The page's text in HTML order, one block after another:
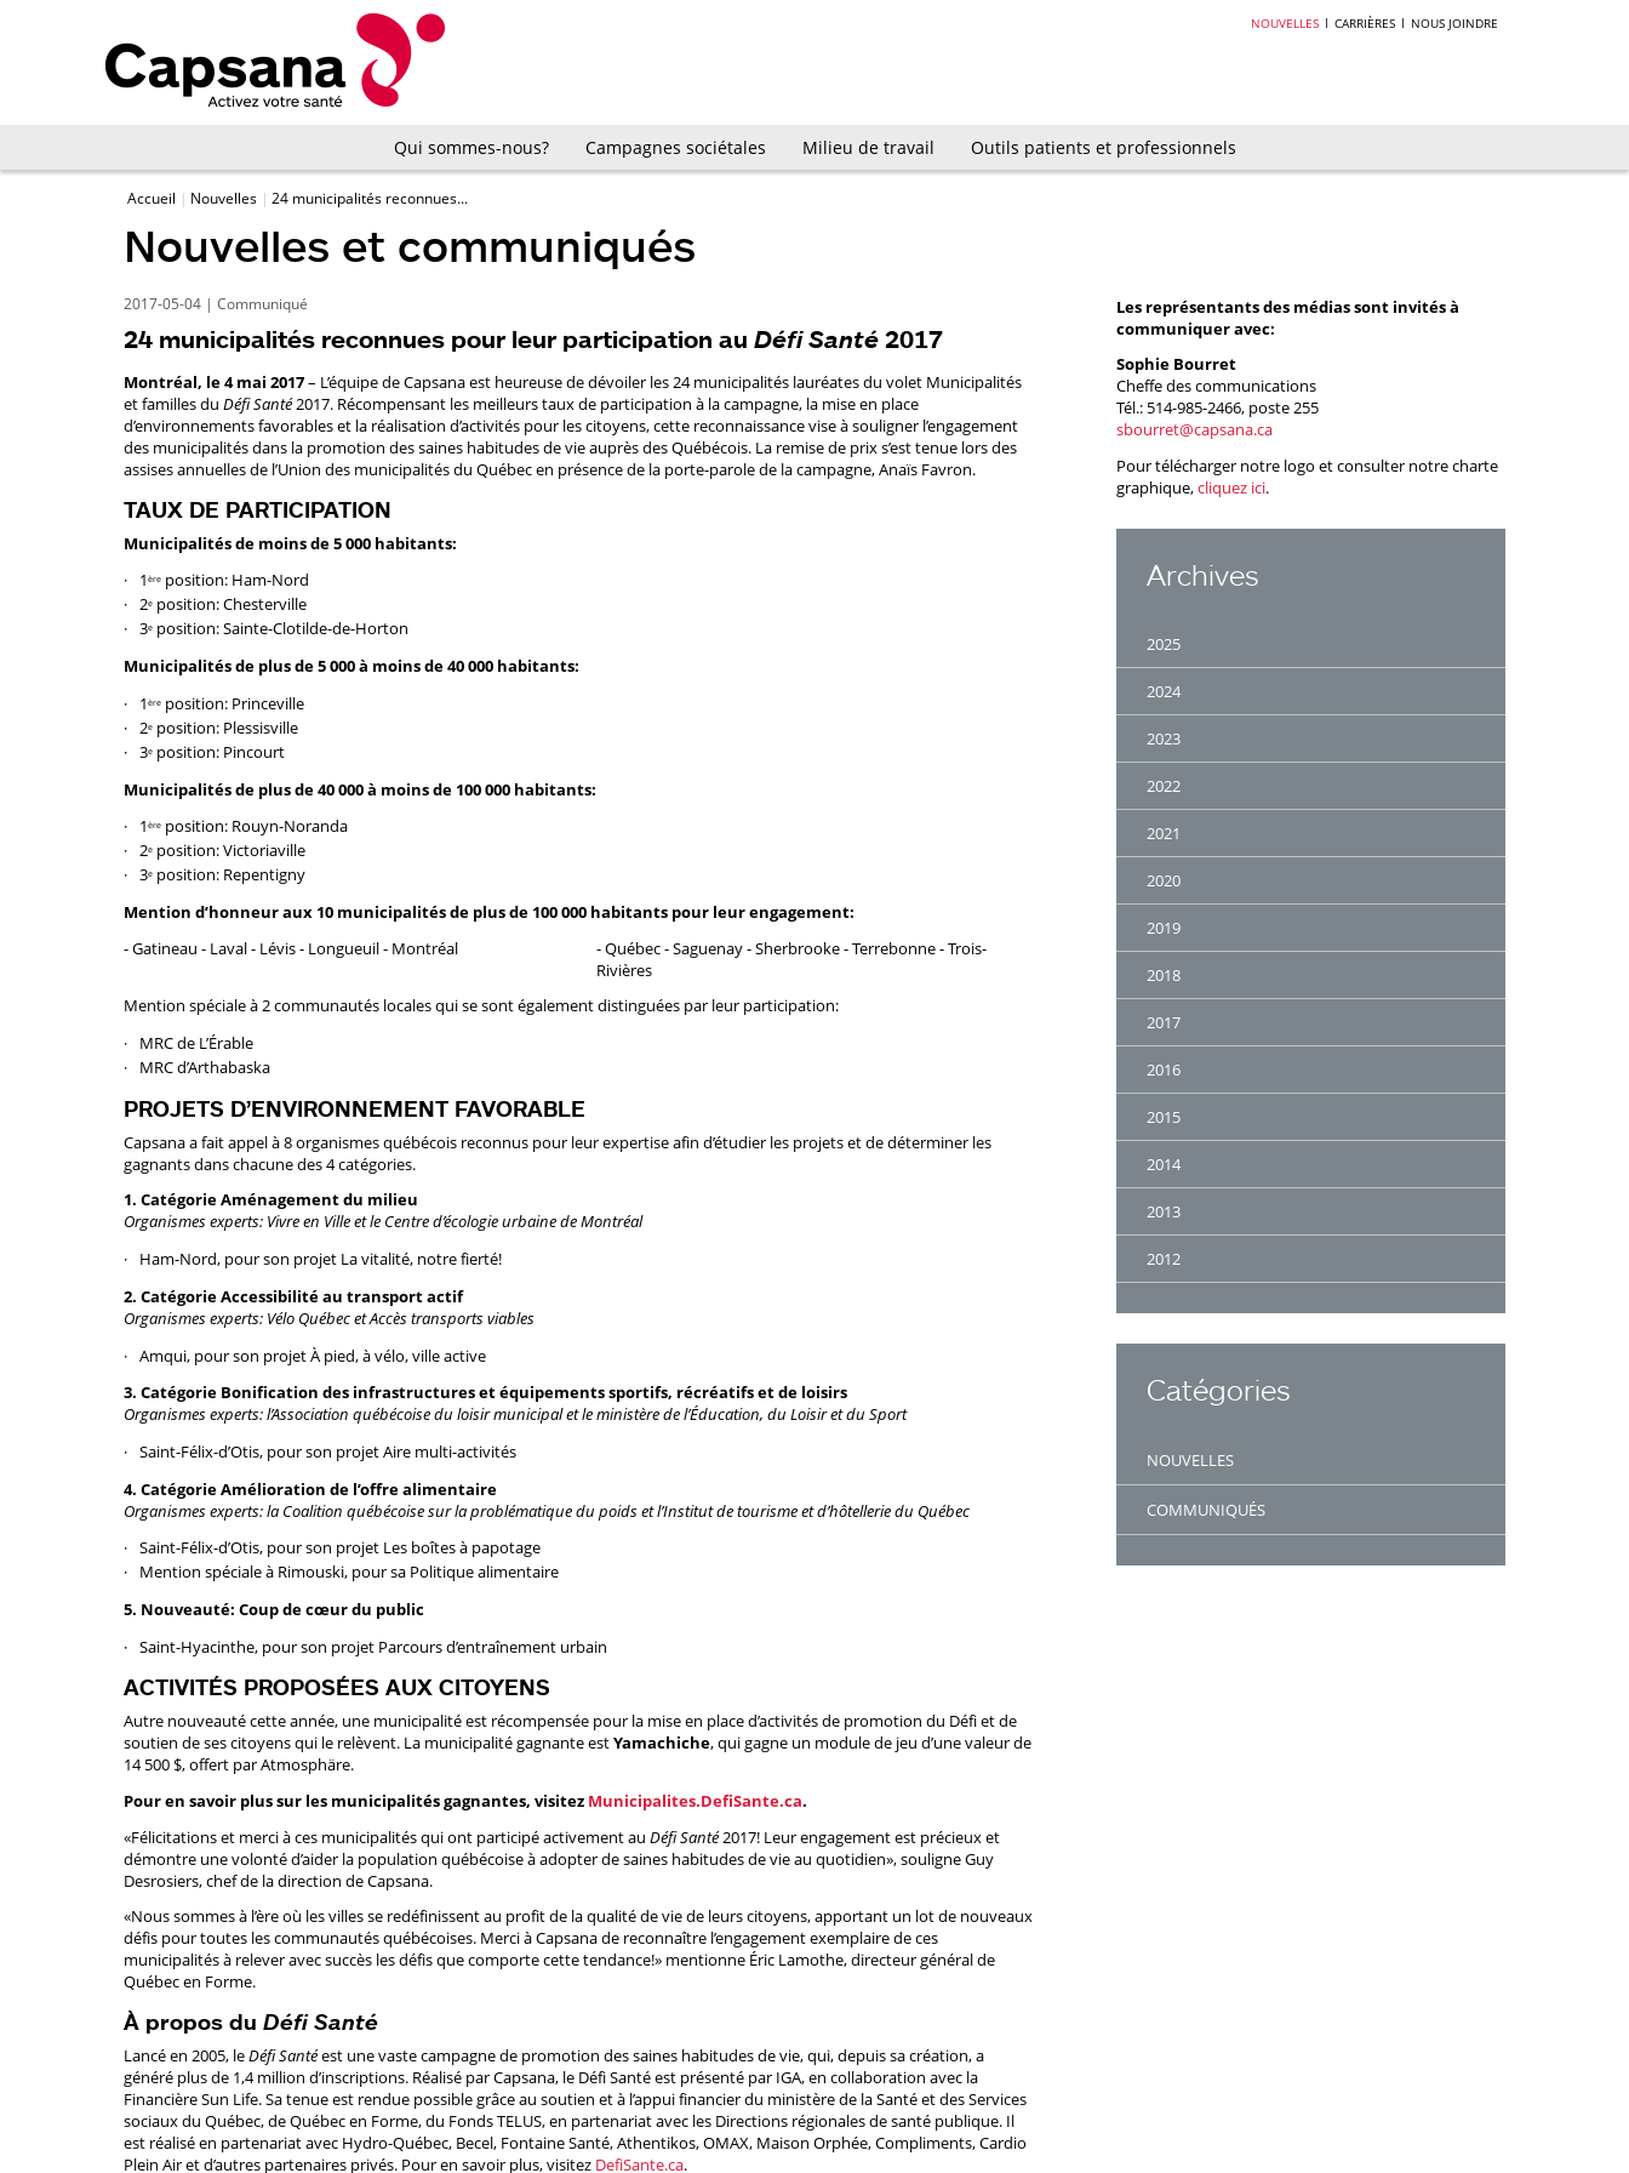
NOUVELLES CARRIÈRES NOUS JOINDRE
Qui sommes-nous? Campagnes sociétales Milieu de travail Outils patients et professionnels
Accueil Nouvelles 24 municipalités reconnues...
Nouvelles et communiqués
Les représentants des médias sont invités à
communiquer avec:
Sophie Bourret
Cheffe des communications
Tél.: 514-985-2466, poste 255
sbourret@capsana.ca
Pour télécharger notre logo et consulter notre charte
graphique,cliquez ici.
Archives
2025
2024
2023
2022
2021
2020
2019
2018
2017
2016
2015
2014
2013
2012
Catégories
NOUVELLES
COMMUNIQUÉS
2017-05-04 | Communiqué
24 municipalités reconnues pour leur participation au Défi Santé 2017
Montréal, le 4 mai 2017– L’équipe de Capsana est heureuse de dévoiler les 24 municipalités lauréates du volet Municipalités
et familles du Défi Santé2017. Récompensant les meilleurs taux de participation à la campagne, la mise en place
d’environnements favorables et la réalisation d’activités pour les citoyens, cette reconnaissance vise à souligner l’engagement
des municipalités dans la promotion des saines habitudes de vie auprès des Québécois. La remise de prix s’est tenue lors des
assises annuelles de l’Union des municipalités du Québec en présence de la porte-parole de la campagne, Anaïs Favron.
TAUX DE PARTICIPATION
Municipalités de moins de 5 000 habitants:
1 ère position: Ham-Nord
2e position: Chesterville
3e position: Sainte-Clotilde-de-Horton
Municipalités de plus de 5 000 à moins de 40 000 habitants:
1 ère position: Princeville
2e position: Plessisville
3e position: Pincourt
Municipalités de plus de 40 000 à moins de 100 000 habitants:
1 ère position: Rouyn-Noranda
2e position: Victoriaville
3e position: Repentigny
Mention d’honneur aux 10 municipalités de plus de 100 000 habitants pour leur engagement:
- Gatineau - Laval - Lévis - Longueuil - Montréal
- Québec - Saguenay - Sherbrooke - Terrebonne - Trois-
Rivières
Mention spéciale à 2 communautés locales qui se sont également distinguées par leur participation:
MRC de L’Érable
MRC d’Arthabaska
PROJETS D’ENVIRONNEMENT FAVORABLE
Capsana a fait appel à 8 organismes québécois reconnus pour leur expertise afin d’étudier les projets et de déterminer les
gagnants dans chacune des 4 catégories.
1. Catégorie Aménagement du milieu
Organismes experts: Vivre en Ville et le Centre d’écologie urbaine de Montréal
Ham-Nord, pour son projet La vitalité, notre fierté!
2. Catégorie Accessibilité au transport actif
Organismes experts: Vélo Québec et Accès transports viables
Amqui, pour son projet À pied, à vélo, ville active
3. Catégorie Bonification des infrastructures et équipements sportifs, récréatifs et de loisirs
Organismes experts: l’Association québécoise du loisir municipal et le ministère de l’Éducation, du Loisir et du Sport
Saint-Félix-d’Otis, pour son projet Aire multi-activités
4. Catégorie Amélioration de l’offre alimentaire
Organismes experts: la Coalition québécoise sur la problématique du poids et l’Institut de tourisme et d’hôtellerie du Québec
Saint-Félix-d’Otis, pour son projet Les boîtes à papotage
Mention spéciale à Rimouski, pour sa Politique alimentaire
5. Nouveauté: Coup de cœur du public
Saint-Hyacinthe, pour son projet Parcours d’entraînement urbain
ACTIVITÉS PROPOSÉES AUX CITOYENS
Autre nouveauté cette année, une municipalité est récompensée pour la mise en place d’activités de promotion du Défi et de
soutien de ses citoyens qui le relèvent. La municipalité gagnante estYamachiche, qui gagne un module de jeu d’une valeur de
14 500 $, offert par Atmosphäre.
Pour en savoir plus sur les municipalités gagnantes, visitez Municipalites.DefiSante.ca.
«Félicitations et merci à ces municipalités qui ont participé activement au Défi Santé2017! Leur engagement est précieux et
démontre une volonté d’aider la population québécoise à adopter de saines habitudes de vie au quotidien», souligne Guy
Desrosiers, chef de la direction de Capsana.
«Nous sommes à l’ère où les villes se redéfinissent au profit de la qualité de vie de leurs citoyens, apportant un lot de nouveaux
défis pour toutes les communautés québécoises. Merci à Capsana de reconnaître l’engagement exemplaire de ces
municipalités à relever avec succès les défis que comporte cette tendance!» mentionne Éric Lamothe, directeur général de
Québec en Forme.
À propos du Défi Santé
Lancé en 2005, leDéfi Santéest une vaste campagne de promotion des saines habitudes de vie, qui, depuis sa création, a
généré plus de 1,4 million d’inscriptions. Réalisé par Capsana, le Défi Santé est présenté par IGA, en collaboration avec la
Financière Sun Life. Sa tenue est rendue possible grâce au soutien et à l’appui financier du ministère de la Santé et des Services
sociaux du Québec, de Québec en Forme, du Fonds TELUS, en partenariat avec les Directions régionales de santé publique. Il
est réalisé en partenariat avec Hydro-Québec, Becel, Fontaine Santé, Athentikos, OMAX, Maison Orphée, Compliments, Cardio
Plein Air et d’autres partenaires privés. Pour en savoir plus, visitez DefiSante.ca.